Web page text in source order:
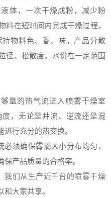
体，一次干燥成粉，减少粉
料在短时间内完成干燥过程，
物料色、香、味。产品分散
径、松散度，水份在一定范围
量的热气流进入喷雾干燥室
，无论是并流、逆流还是混
进行充分的热交换。
须确保雾滴大小分布均匀，
保产品质量的合格率。
我们从生产近千台的喷雾干燥
和大家共享。